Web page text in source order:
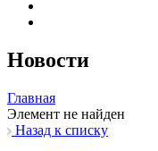
Новости
Главная
Элемент не найден
Назад к списку